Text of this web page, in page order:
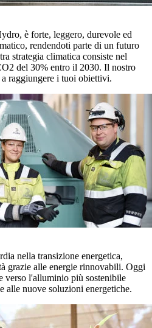
è forte, leggero, durevole ed
rendendoti parte di un futuro
strategia climatica consiste nel
del 30% entro il 2030. Il nostro
raggiungere i tuoi obiettivi.
nella transizione energetica,
grazie alle energie rinnovabili. Oggi
verso l'alluminio più sostenibile
alle nuove soluzioni energetiche.